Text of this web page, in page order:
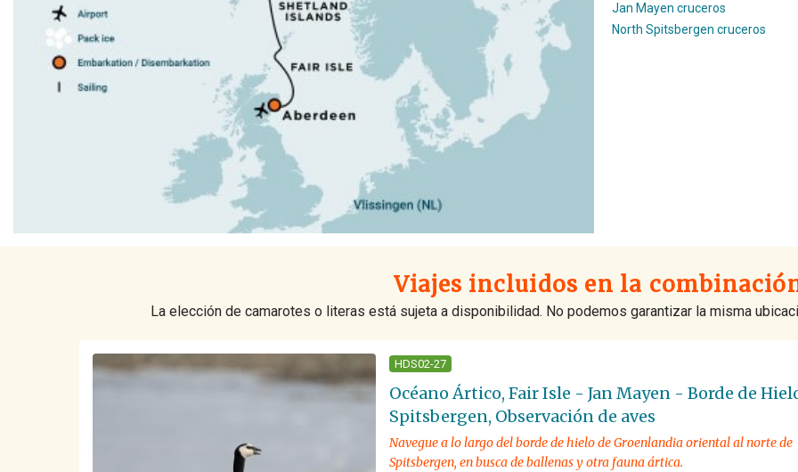
Jan Mayen cruceros
North Spitsbergen cruceros
Viajes incluidos en la
La elección de camarotes o literas está sujeta a disponibilidad. No podemos garantizar la misma
HDS02-27
Océano Ártico, Fair Isle - Jan Mayen - Borde de
Spitsbergen, Observación de aves
Navegue a lo largo del borde de hielo de Groenlandia oriental al norte de
Spitsbergen, en busca de ballenas y otra fauna ártica.